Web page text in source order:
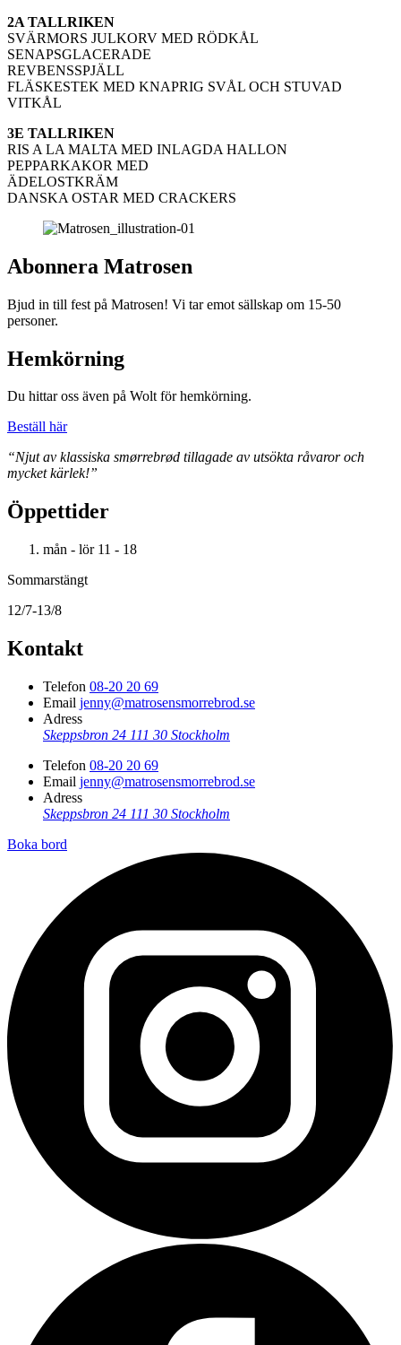
2A TALLRIKEN
SVÄRMORS JULKORV MED RÖDKÅL
SENAPSGLACERADE
REVBENSSPJÄLL
FLÄSKESTEK MED KNAPRIG SVÅL OCH STUVAD
VITKÅL
3E TALLRIKEN
RIS A LA MALTA MED INLAGDA HALLON
PEPPARKAKOR MED
ÄDELOSTKRÄM
DANSKA OSTAR MED CRACKERS
Abonnera Matrosen
Bjud in till fest på Matrosen! Vi tar emot sällskap om 15-50
personer.
Hemkörning
Du hittar oss även på Wolt för hemkörning.
Beställ här
“Njut av klassiska smørrebrød tillagade av utsökta råvaror och
mycket kärlek!”
Öppettider
mån - lör 11 - 18
Sommarstängt
12/7-13/8
Kontakt
Telefon 08-20 20 69
Email jenny@matrosensmorrebrod.se
Adress
Skeppsbron 24 111 30 Stockholm
Telefon 08-20 20 69
Email jenny@matrosensmorrebrod.se
Adress
Skeppsbron 24 111 30 Stockholm
Boka bord